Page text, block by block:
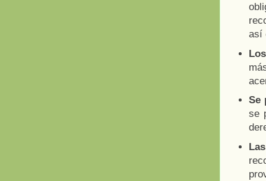
así
Se
se